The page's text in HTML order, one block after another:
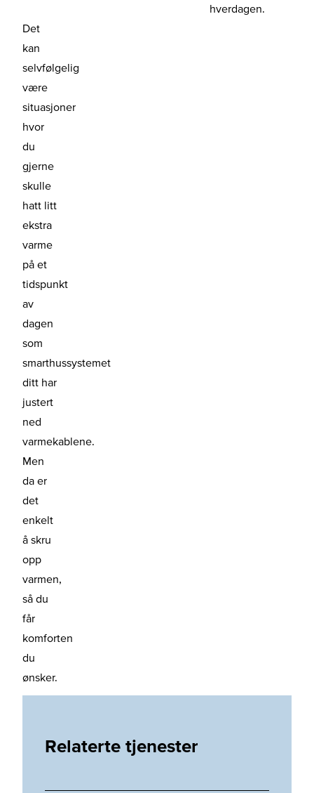
hverdagen.
Det
kan
selvfølgelig
være
situasjoner
hvor
du
gjerne
skulle
hatt litt
ekstra
varme
på et
tidspunkt
av
dagen
som
smarthussystemet
ditt har
justert
ned
varmekablene.
Men
da er
det
enkelt
å skru
opp
varmen,
så du
får
komforten
du
ønsker.
Relaterte tjenester